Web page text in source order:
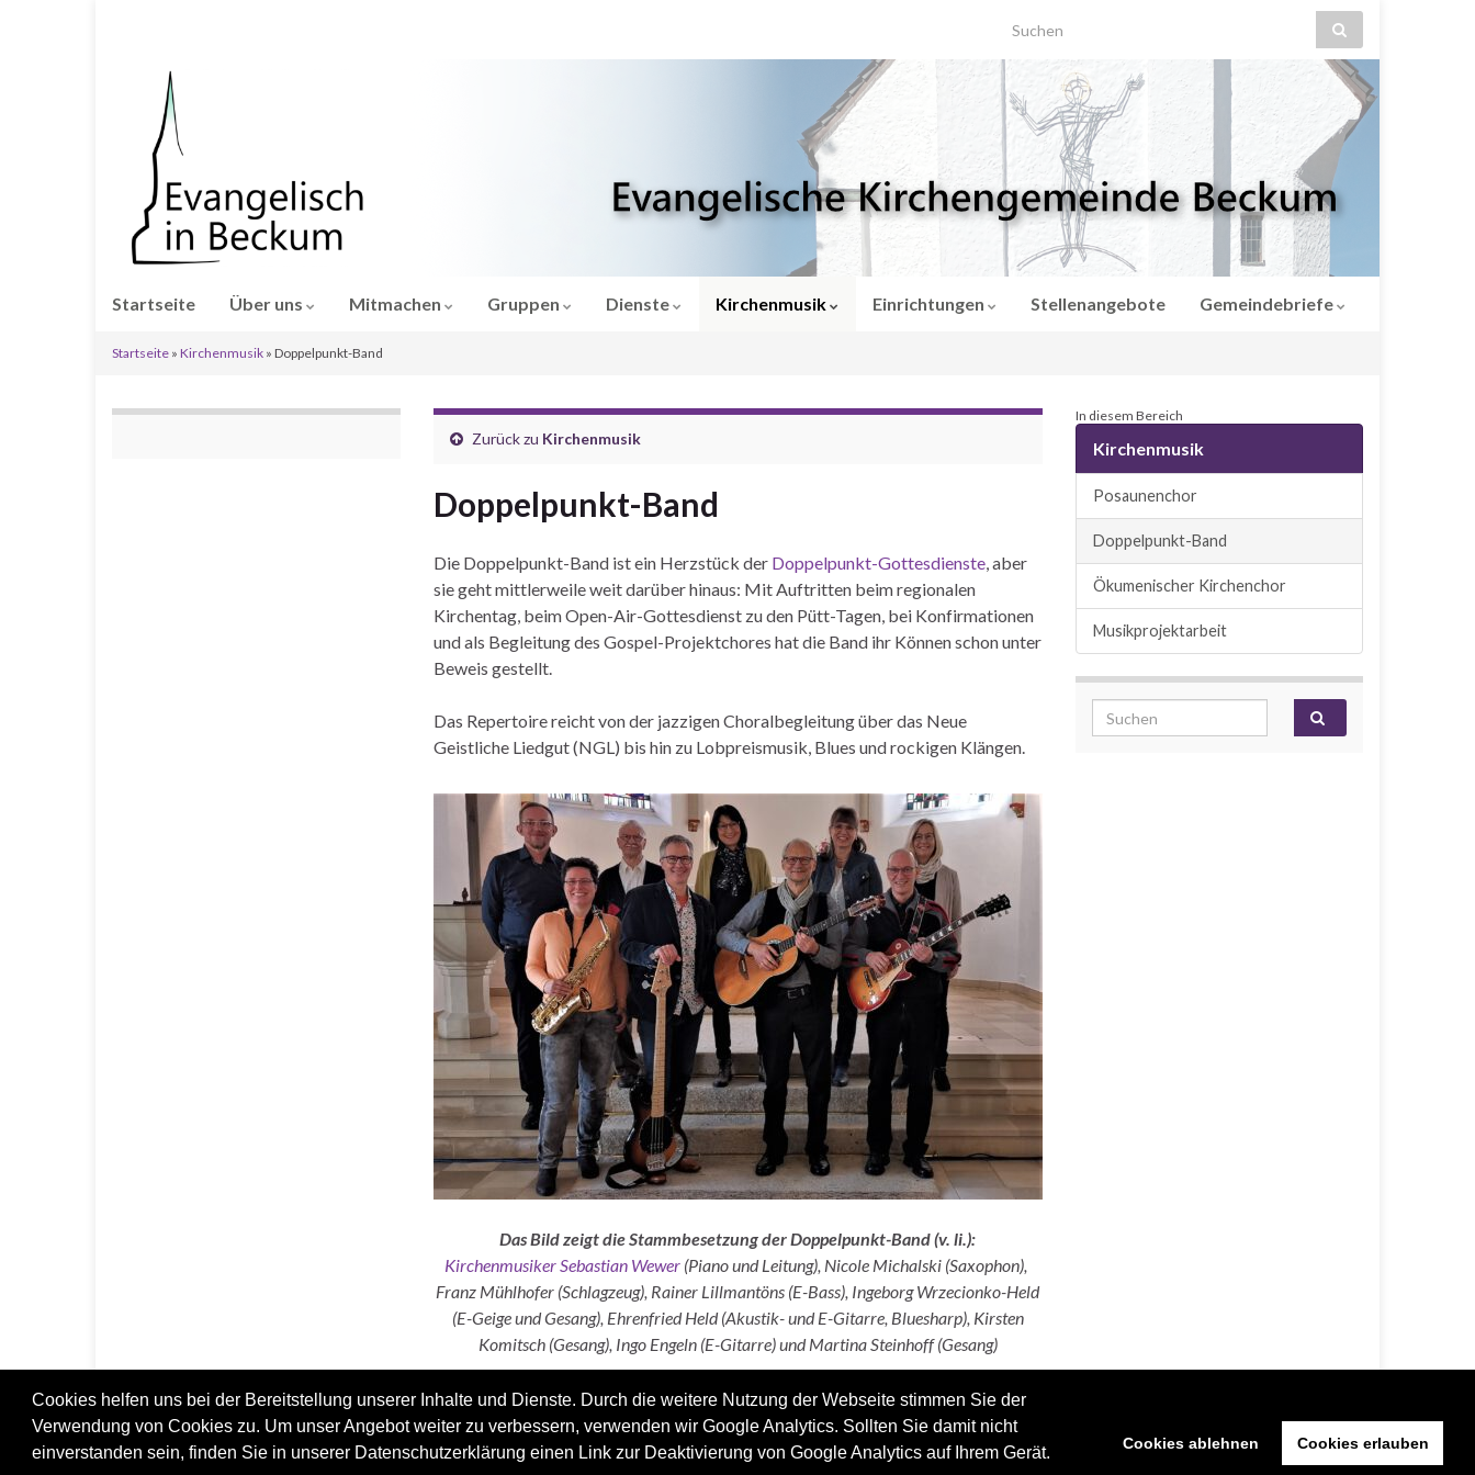
Cookies helfen uns bei der Bereitstellung unserer Inhalte und Dienste. Durch die weitere Nutzung der Webseite stimmen Sie der
Verwendung von Cookies zu. Um unser Angebot weiter zu verbessern, verwenden wir Google Analytics. Sollten Sie damit nicht
einverstanden sein, finden Sie in unserer Datenschutzerklärung einen Link zur Deaktivierung von Google Analytics auf Ihrem Gerät.
Cookies ablehnen Cookies erlauben
Search for:
Startseite Über uns Mitmachen Gruppen Dienste Kirchenmusik Einrichtungen Stellenangebote Gemeindebriefe
Startseite » Kirchenmusik » Doppelpunkt-Band
Zurück zu Kirchenmusik
Doppelpunkt-Band
Die Doppelpunkt-Band ist ein Herzstück der Doppelpunkt-Gottesdienste, aber
sie geht mittlerweile weit darüber hinaus: Mit Auftritten beim regionalen
Kirchentag, beim Open-Air-Gottesdienst zu den Pütt-Tagen, bei Konfirmationen
und als Begleitung des Gospel-Projektchores hat die Band ihr Können schon unter
Beweis gestellt.
Das Repertoire reicht von der jazzigen Choralbegleitung über das Neue
Geistliche Liedgut (NGL) bis hin zu Lobpreismusik, Blues und rockigen Klängen.
Das Bild zeigt die Stammbesetzung der Doppelpunkt-Band (v. li.):
Kirchenmusiker Sebastian Wewer (Piano und Leitung), Nicole Michalski (Saxophon),
Franz Mühlhofer (Schlagzeug), Rainer Lillmantöns (E-Bass), Ingeborg Wrzecionko-Held
(E-Geige und Gesang), Ehrenfried Held (Akustik- und E-Gitarre, Bluesharp), Kirsten
Komitsch (Gesang), Ingo Engeln (E-Gitarre) und Martina Steinhoff (Gesang)
In diesem Bereich
Kirchenmusik
Posaunenchor
Doppelpunkt-Band
Ökumenischer Kirchenchor
Musikprojektarbeit
Search for:
Kontakt